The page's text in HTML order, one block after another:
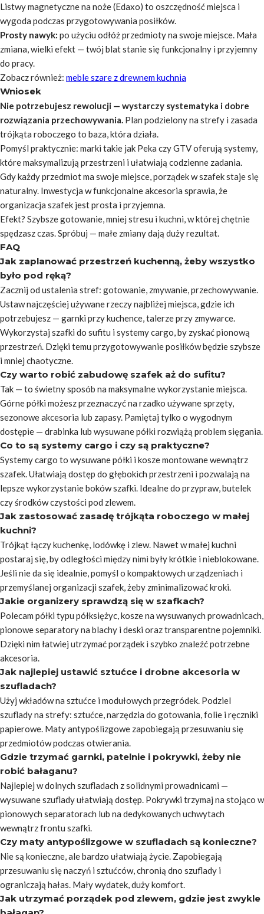
Listwy magnetyczne na noże (Edaxo) to oszczędność miejsca i
wygoda podczas przygotowywania posiłków.
Prosty nawyk: po użyciu odłóż przedmioty na swoje miejsce. Mała
zmiana, wielki efekt — twój blat stanie się funkcjonalny i przyjemny
do pracy.
Zobacz również: meble szare z drewnem kuchnia
Wniosek
Nie potrzebujesz rewolucji — wystarczy systematyka i dobre
rozwiązania przechowywania. Plan podzielony na strefy i zasada
trójkąta roboczego to baza, która działa.
Pomyśl praktycznie: marki takie jak Peka czy GTV oferują systemy,
które maksymalizują przestrzeni i ułatwiają codzienne zadania.
Gdy każdy przedmiot ma swoje miejsce, porządek w szafek staje się
naturalny. Inwestycja w funkcjonalne akcesoria sprawia, że
organizacja szafek jest prosta i przyjemna.
Efekt? Szybsze gotowanie, mniej stresu i kuchni, w której chętnie
spędzasz czas. Spróbuj — małe zmiany dają duży rezultat.
FAQ
Jak zaplanować przestrzeń kuchenną, żeby wszystko
było pod ręką?
Zacznij od ustalenia stref: gotowanie, zmywanie, przechowywanie.
Ustaw najczęściej używane rzeczy najbliżej miejsca, gdzie ich
potrzebujesz — garnki przy kuchence, talerze przy zmywarce.
Wykorzystaj szafki do sufitu i systemy cargo, by zyskać pionową
przestrzeń. Dzięki temu przygotowywanie posiłków będzie szybsze
i mniej chaotyczne.
Czy warto robić zabudowę szafek aż do sufitu?
Tak — to świetny sposób na maksymalne wykorzystanie miejsca.
Górne półki możesz przeznaczyć na rzadko używane sprzęty,
sezonowe akcesoria lub zapasy. Pamiętaj tylko o wygodnym
dostępie — drabinka lub wysuwane półki rozwiążą problem sięgania.
Co to są systemy cargo i czy są praktyczne?
Systemy cargo to wysuwane półki i kosze montowane wewnątrz
szafek. Ułatwiają dostęp do głębokich przestrzeni i pozwalają na
lepsze wykorzystanie boków szafki. Idealne do przypraw, butelek
czy środków czystości pod zlewem.
Jak zastosować zasadę trójkąta roboczego w małej
kuchni?
Trójkąt łączy kuchenkę, lodówkę i zlew. Nawet w małej kuchni
postaraj się, by odległości między nimi były krótkie i nieblokowane.
Jeśli nie da się idealnie, pomyśl o kompaktowych urządzeniach i
przemyślanej organizacji szafek, żeby zminimalizować kroki.
Jakie organizery sprawdzą się w szafkach?
Polecam półki typu półksiężyc, kosze na wysuwanych prowadnicach,
pionowe separatory na blachy i deski oraz transparentne pojemniki.
Dzięki nim łatwiej utrzymać porządek i szybko znaleźć potrzebne
akcesoria.
Jak najlepiej ustawić sztućce i drobne akcesoria w
szufladach?
Użyj wkładów na sztućce i modułowych przegródek. Podziel
szuflady na strefy: sztućce, narzędzia do gotowania, folie i ręczniki
papierowe. Maty antypoślizgowe zapobiegają przesuwaniu się
przedmiotów podczas otwierania.
Gdzie trzymać garnki, patelnie i pokrywki, żeby nie
robić bałaganu?
Najlepiej w dolnych szufladach z solidnymi prowadnicami —
wysuwane szuflady ułatwiają dostęp. Pokrywki trzymaj na stojąco w
pionowych separatorach lub na dedykowanych uchwytach
wewnątrz frontu szafki.
Czy maty antypoślizgowe w szufladach są konieczne?
Nie są konieczne, ale bardzo ułatwiają życie. Zapobiegają
przesuwaniu się naczyń i sztućców, chronią dno szuflady i
ograniczają hałas. Mały wydatek, duży komfort.
Jak utrzymać porządek pod zlewem, gdzie jest zwykle